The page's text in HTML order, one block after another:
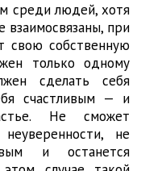
среди людей, хотя
взаимосвязаны, при
свою собственную
только одному
сделать себя
счастливым — и
Не сможет
не
и останется